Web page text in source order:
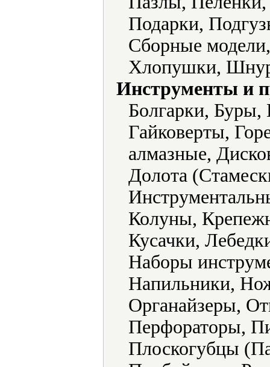
Подарки,
Сборные
Хлопушки,
Инструменты и
Болгарки,
Гайковерты,
алмазные,
Долота
Колуны,
Кусачки,
Наборы
Напильники,
Органайзеры,
Перфораторы,
Плоскогубцы